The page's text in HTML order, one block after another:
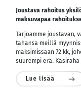
Joustava rahoitus
maksuvapaa
Tarjoamme joustavan,
tahansa meillä
maksimissaan 72 kk,
suurempi erä. Käsiraha
Lue lisää